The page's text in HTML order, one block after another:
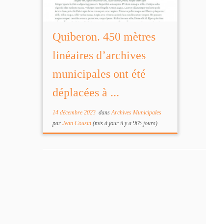
Quiberon. 450 mètres
linéaires d’archives
municipales ont été
déplacées à ...
14 décembre 2023 dansArchives Municipales
parJean Cousin (mis à jour il y a 965 jours)